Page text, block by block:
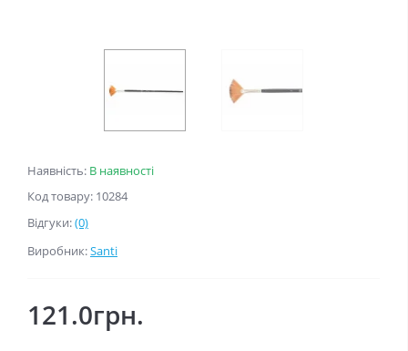
Наявність: В наявності
Код товару: 10284
Відгуки:(0)
Виробник:Santi
121.0грн.